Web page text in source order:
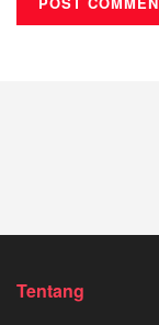
Tentang